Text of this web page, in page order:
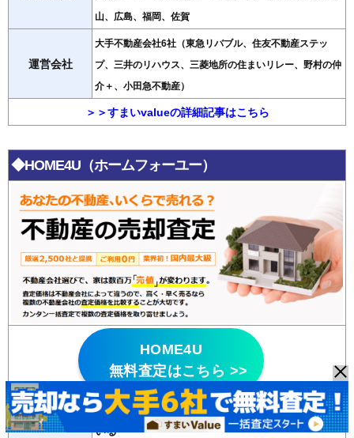
山、広島、福岡、佐賀
運営会社
大手不動産会社6社（東急リバブル、住友不動産ステッ
プ、三井のリハウス、三菱地所の住まいリレー、野村の仲
介＋、小田急不動産）
＞＞すまいvalueの詳細記事はこちら
◆HOME4U（ホームフォーユー）
HOME4U
無料査定はこちら >>
・悪質な不動産会社はパトロールにより排除して
いる